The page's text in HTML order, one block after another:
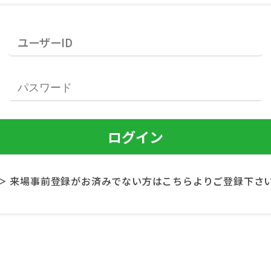
来場事前登録がお済みでない方はこちらよりご登録下さ